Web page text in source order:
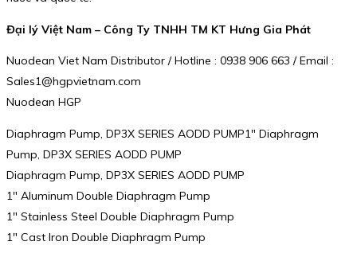
Đại lý Việt Nam – Công Ty TNHH TM KT Hưng Gia Phát
Nuodean Viet Nam Distributor / Hotline : 0938 906 663 / Email :
Sales1@hgpvietnam.com
Nuodean HGP
Diaphragm Pump, DP3X SERIES AODD PUMP1″ Diaphragm
Pump, DP3X SERIES AODD PUMP
Diaphragm Pump, DP3X SERIES AODD PUMP
1″ Aluminum Double Diaphragm Pump
1″ Stainless Steel Double Diaphragm Pump
1″ Cast Iron Double Diaphragm Pump